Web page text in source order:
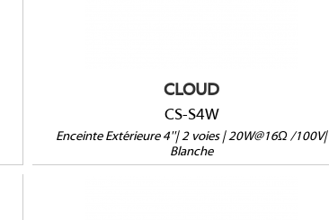
CLOUD
CS-S4W
Enceinte Extérieure 4''| 2 voies | 20W@16Ω /100V|
Blanche